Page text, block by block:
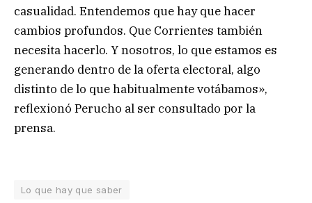
casualidad. Entendemos que hay que hacer
cambios profundos. Que Corrientes también
necesita hacerlo. Y nosotros, lo que estamos es
generando dentro de la oferta electoral, algo
distinto de lo que habitualmente votábamos»,
reflexionó Perucho al ser consultado por la
prensa.
Lo que hay que saber